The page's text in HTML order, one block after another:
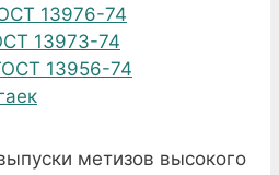
13976-74
13973-74
13956-74
метизов высокого